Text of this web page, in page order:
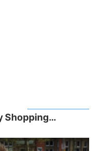
Shopping…